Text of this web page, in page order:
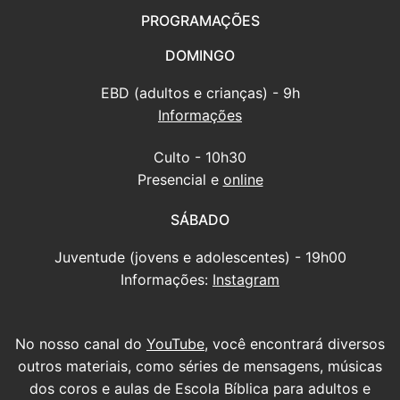
PROGRAMAÇÕES
DOMINGO
EBD (adultos e crianças) - 9h
Informações
Culto - 10h30
Presencial e online
SÁBADO
Juventude (jovens e adolescentes) - 19h00
Informações: Instagram
No nosso canal do YouTube, você encontrará diversos
outros materiais, como séries de mensagens, músicas
dos coros e aulas de Escola Bíblica para adultos e